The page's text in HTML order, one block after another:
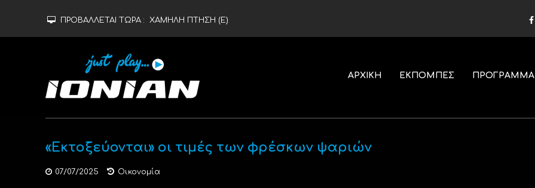
ΠΡΟΒΑΛΛΕΤΑΙ ΤΩΡΑ : ΧΑΜΗΛΗ ΠΤΗΣΗ (Ε)
ΑΡΧΙΚΗ ΕΚΠΟΜΠΕΣ ΠΡΟΓΡΑΜΜΑ
«Εκτοξεύονται» οι τιμές των φρέσκων ψαριών
07/07/2025 Οικονομία